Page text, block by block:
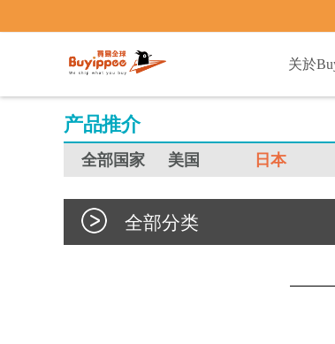
关於
产品推介
全部国家 美国 日本
全部分类